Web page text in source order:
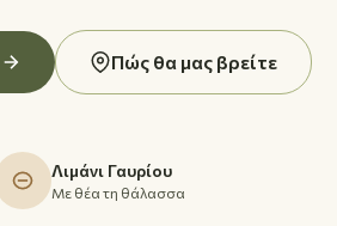
Πώς θα μας βρείτε
Λιμάνι Γαυρίου
Με θέα τη θάλασσα